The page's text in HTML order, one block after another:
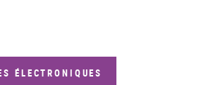
ÉLECTRONIQUES